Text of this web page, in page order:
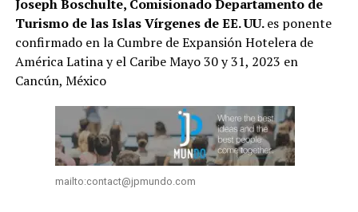
Joseph Boschulte, Comisionado Departamento de
Turismo de las Islas Vírgenes de EE. UU.es ponente
confirmado en la Cumbre de Expansión Hotelera de
América Latina y el Caribe Mayo 30 y 31, 2023 en
Cancún, México
mailto:contact@jpmundo.com